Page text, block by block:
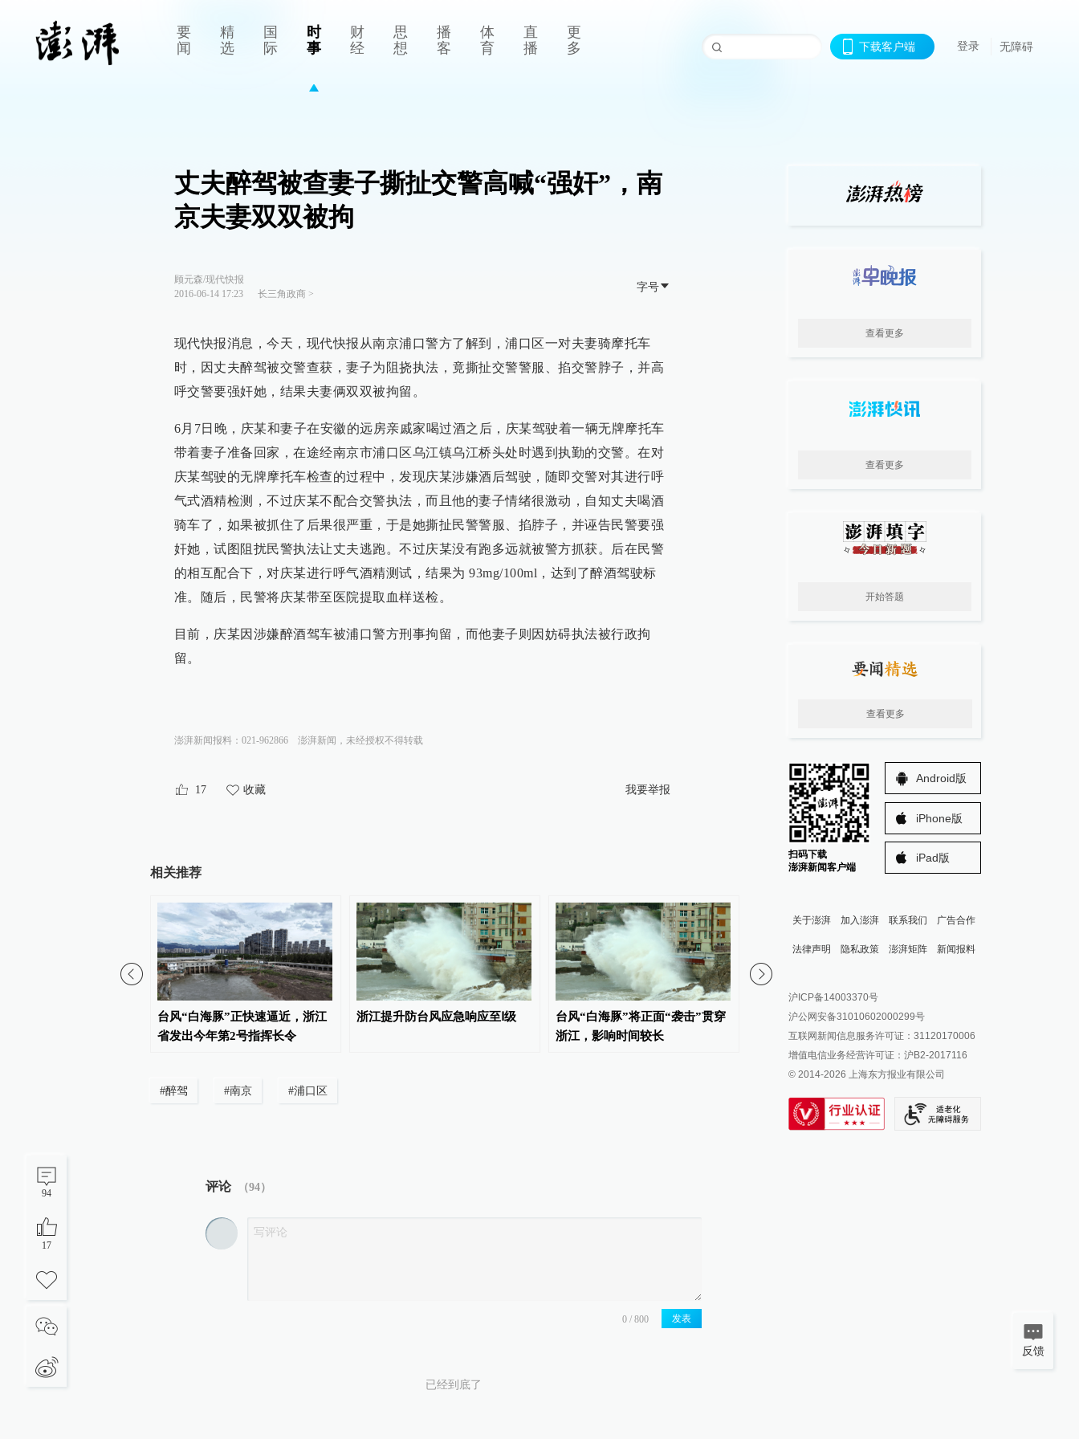
要
闻
精
选
国
际
时
事
财
经
思
想
播
客
体
育
直
播
更
多
下载客户端 登录 无障碍
94
17
丈夫醉驾被查妻子撕扯交警高喊“强奸”，南
京夫妻双双被拘
顾元森/现代快报
2016-06-14 17:23
长三角政商>
字号
现代快报消息，今天，现代快报从南京浦口警方了解到，浦口区一对夫妻骑摩托车
时，因丈夫醉驾被交警查获，妻子为阻挠执法，竟撕扯交警警服、掐交警脖子，并高
呼交警要强奸她，结果夫妻俩双双被拘留。
6月7日晚，庆某和妻子在安徽的远房亲戚家喝过酒之后，庆某驾驶着一辆无牌摩托车
带着妻子准备回家，在途经南京市浦口区乌江镇乌江桥头处时遇到执勤的交警。在对
庆某驾驶的无牌摩托车检查的过程中，发现庆某涉嫌酒后驾驶，随即交警对其进行呼
气式酒精检测，不过庆某不配合交警执法，而且他的妻子情绪很激动，自知丈夫喝酒
骑车了，如果被抓住了后果很严重，于是她撕扯民警警服、掐脖子，并诬告民警要强
奸她，试图阻扰民警执法让丈夫逃跑。不过庆某没有跑多远就被警方抓获。后在民警
的相互配合下，对庆某进行呼气酒精测试，结果为 93mg/100ml，达到了醉酒驾驶标
准。随后，民警将庆某带至医院提取血样送检。
目前，庆某因涉嫌醉酒驾车被浦口警方刑事拘留，而他妻子则因妨碍执法被行政拘
留。
澎湃新闻报料：021-962866 澎湃新闻，未经授权不得转载
17 收藏 我要举报
相关推荐
台风“白海豚”正快速逼近，浙江
省发出今年第2号指挥长令
浙江提升防台风应急响应至Ⅰ级
台风“白海豚”将正面“袭击”贯穿
浙江，影响时间较长
浙江提升防台风应急响应至Ⅱ级
粉海外，做对了什么？
#醉驾 #南京 #浦口区
评论 （94）
发表
已经到底了
查看更多
查看更多
开始答题
查看更多
扫码下载
澎湃新闻客户端
Android版
iPhone版
iPad版
关于澎湃 加入澎湃 联系我们 广告合作
法律声明 隐私政策 澎湃矩阵
澎湃新闻公众号
澎湃新闻抖音号
派生万物开放平台
IP SHANGHAI
SIXTH TONE
新闻报料
报料邮箱: news@thepaper.cn
沪ICP备14003370号
沪公网安备31010602000299号
互联网新闻信息服务许可证：31120170006
增值电信业务经营许可证：沪B2-2017116
© 2014-2026 上海东方报业有限公司
反馈